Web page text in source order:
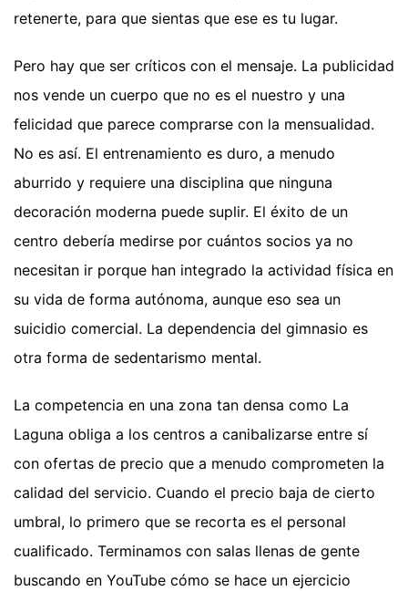
retenerte, para que sientas que ese es tu lugar.
Pero hay que ser críticos con el mensaje. La publicidad
nos vende un cuerpo que no es el nuestro y una
felicidad que parece comprarse con la mensualidad.
No es así. El entrenamiento es duro, a menudo
aburrido y requiere una disciplina que ninguna
decoración moderna puede suplir. El éxito de un
centro debería medirse por cuántos socios ya no
necesitan ir porque han integrado la actividad física en
su vida de forma autónoma, aunque eso sea un
suicidio comercial. La dependencia del gimnasio es
otra forma de sedentarismo mental.
La competencia en una zona tan densa como La
Laguna obliga a los centros a canibalizarse entre sí
con ofertas de precio que a menudo comprometen la
calidad del servicio. Cuando el precio baja de cierto
umbral, lo primero que se recorta es el personal
cualificado. Terminamos con salas llenas de gente
buscando en YouTube cómo se hace un ejercicio